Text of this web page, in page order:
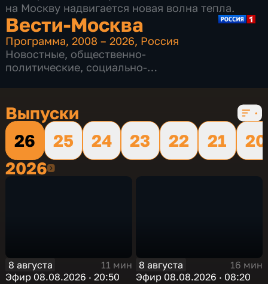
на Москву надвигается новая волна тепла.
Вести-Москва
Программа,2008 – 2026, Россия
Новостные, общественно-
политические, социально-
Выпуски
26
25 24 23 22 21
20
20262026
8 августа
11 мин
Эфир 08.08.2026 · 20:50
8 августа
16 мин
Эфир 08.08.2026 · 08:20